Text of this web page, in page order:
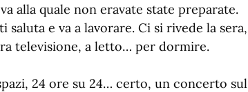
alla quale non eravate state preparate.
e va a lavorare. Ci si rivede la sera,
televisione, a letto… per dormire.
24 ore su 24… certo, un concerto sul